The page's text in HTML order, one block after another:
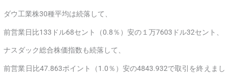
ダウ工業株30種平均は続落して、
前営業日比133ドル68セント（0.8％）安の１万7603ドル32セント、
ナスダック総合株価指数も続落して、
前営業日比47.863ポイント（1.0％）安の4843.932で取引を終えまし